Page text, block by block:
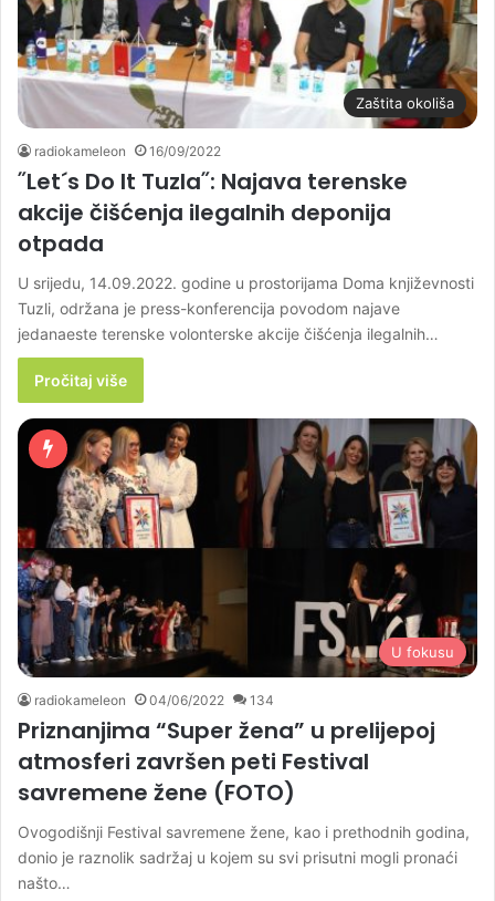
Zaštita okoliša
radiokameleon 16/09/2022
˝Let´s Do It Tuzla˝: Najava terenske
akcije čišćenja ilegalnih deponija
otpada
U srijedu, 14.09.2022. godine u prostorijama Doma književnosti
Tuzli, održana je press-konferencija povodom najave
jedanaeste terenske volonterske akcije čišćenja ilegalnih…
Pročitaj više
U fokusu
radiokameleon 04/06/2022 134
Priznanjima “Super žena” u prelijepoj
atmosferi završen peti Festival
savremene žene (FOTO)
Ovogodišnji Festival savremene žene, kao i prethodnih godina,
donio je raznolik sadržaj u kojem su svi prisutni mogli pronaći
našto…